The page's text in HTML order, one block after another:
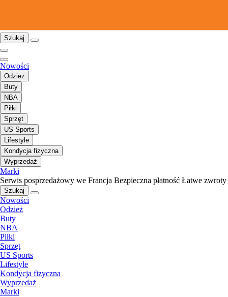
Szukaj
Nowości
Odzież
Buty
NBA
Piłki
Sprzęt
US Sports
Lifestyle
Kondycja fizyczna
Wyprzedaż
Marki
Serwis posprzedażowy we Francja Bezpieczna płatność Łatwe zwroty
Szukaj
Nowości
Odzież
Buty
NBA
Piłki
Sprzęt
US Sports
Lifestyle
Kondycja fizyczna
Wyprzedaż
Marki